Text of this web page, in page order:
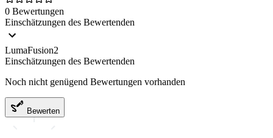
0 Bewertungen
Einschätzungen des Bewertenden
LumaFusion2
Einschätzungen des Bewertenden
Noch nicht genügend Bewertungen vorhanden
Bewerten